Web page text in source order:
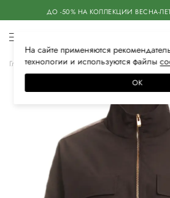
ДО -50% НА КОЛЛЕКЦИИ ВЕСНА-
Главная Женская Одежда Верхняя
На сайте применяются
технологии и используются файлы
ОК